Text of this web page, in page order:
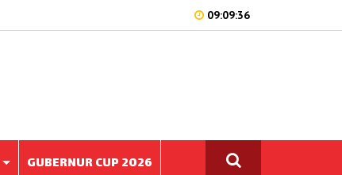
09:09:36
GUBERNUR CUP 2026